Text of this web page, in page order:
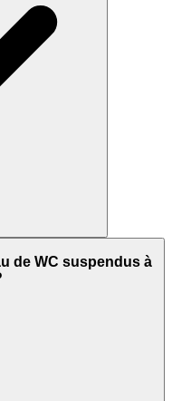
de WC suspendus à